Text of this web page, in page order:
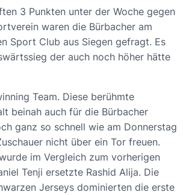
3 Punkten unter der Woche gegen
waren die Bürbacher am
Sport Club aus Siegen gefragt. Es
der auch noch höher hätte
Team. Diese berühmte
beinah auch für die Bürbacher
ganz so schnell wie am Donnerstag
nicht über ein Tor freuen.
im Vergleich zum vorherigen
Tenji ersetzte Rashid Alija. Die
Jerseys dominierten die erste